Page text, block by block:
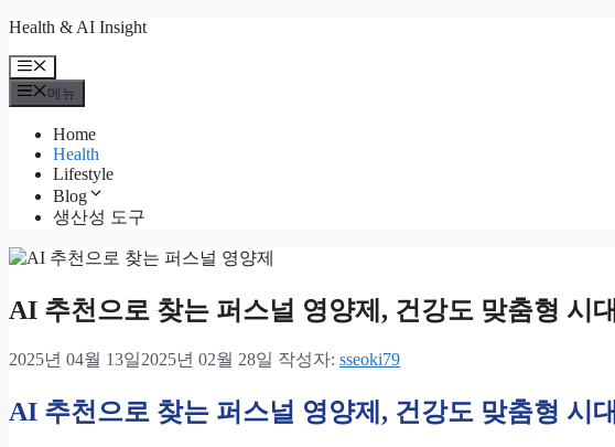
컨
츠
로
Health & AI Insight
메
뉴
메뉴
Home
Health
Lifestyle
Blog
생산성 도구
AI 추천으로 찾는 퍼스널 영양제, 건강도 맞춤형 시대
2025년 04월 13일2025년 02월 28일 작성자: sseoki79
AI 추천으로 찾는 퍼스널 영양제, 건강도 맞춤형 시대